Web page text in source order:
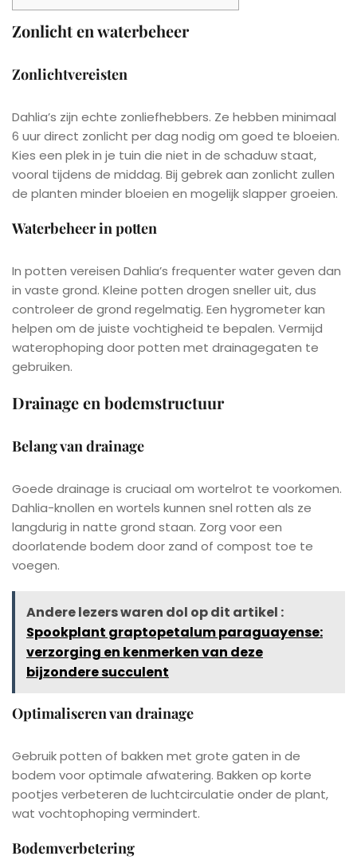
Zonlicht en waterbeheer
Zonlichtvereisten
Dahlia’s zijn echte zonliefhebbers. Ze hebben minimaal
6 uur direct zonlicht per dag nodig om goed te bloeien.
Kies een plek in je tuin die niet in de schaduw staat,
vooral tijdens de middag. Bij gebrek aan zonlicht zullen
de planten minder bloeien en mogelijk slapper groeien.
Waterbeheer in potten
In potten vereisen Dahlia’s frequenter water geven dan
in vaste grond. Kleine potten drogen sneller uit, dus
controleer de grond regelmatig. Een hygrometer kan
helpen om de juiste vochtigheid te bepalen. Vermijd
waterophoping door potten met drainagegaten te
gebruiken.
Drainage en bodemstructuur
Belang van drainage
Goede drainage is cruciaal om wortelrot te voorkomen.
Dahlia-knollen en wortels kunnen snel rotten als ze
langdurig in natte grond staan. Zorg voor een
doorlatende bodem door zand of compost toe te
voegen.
Andere lezers waren dol op dit artikel :
Spookplant graptopetalum paraguayense:
verzorging en kenmerken van deze
bijzondere succulent
Optimaliseren van drainage
Gebruik potten of bakken met grote gaten in de
bodem voor optimale afwatering. Bakken op korte
pootjes verbeteren de luchtcirculatie onder de plant,
wat vochtophoping vermindert.
Bodemverbetering